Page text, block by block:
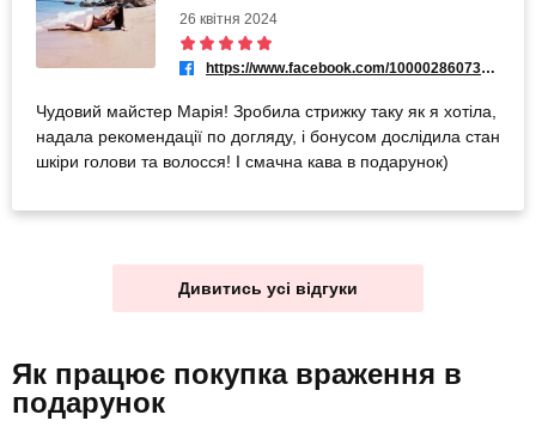
26 квітня 2024
https://www.facebook.com/100002860733945
Чудовий майстер Марія! Зробила стрижку таку як я хотіла,
надала рекомендації по догляду, і бонусом дослідила стан
шкіри голови та волосся! І смачна кава в подарунок)
Дивитись усі відгуки
Як працює покупка враження в
подарунок